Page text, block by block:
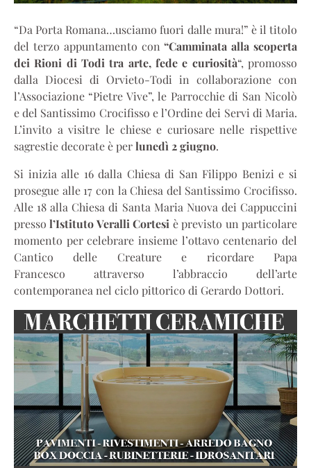
“Da Porta Romana…usciamo fuori dalle mura!” è il titolo
del terzo appuntamento con“Camminata alla scoperta
dei Rioni di Todi tra arte, fede e curiosità“, promosso
dalla Diocesi di Orvieto-Todi in collaborazione con
l’Associazione “Pietre Vive”, le Parrocchie di San Nicolò
e del Santissimo Crocifisso e l’Ordine dei Servi di Maria.
L’invito a visitre le chiese e curiosare nelle rispettive
sagrestie decorate è perlunedì 2 giugno.
Si inizia alle 16 dalla Chiesa di San Filippo Benizi e si
prosegue alle 17 con la Chiesa del Santissimo Crocifisso.
Alle 18 alla Chiesa di Santa Maria Nuova dei Cappuccini
pressol’Istituto Veralli Cortesi è previsto un particolare
momento per celebrare insieme l’ottavo centenario del
Cantico delle Creature e ricordare Papa
Francesco attraverso l’abbraccio dell’arte
contemporanea nel ciclo pittorico di Gerardo Dottori.